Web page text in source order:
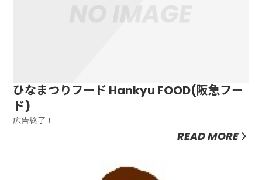
ひなまつりフード Hankyu FOOD(阪急フー
ド)
広告終了！
READ MORE